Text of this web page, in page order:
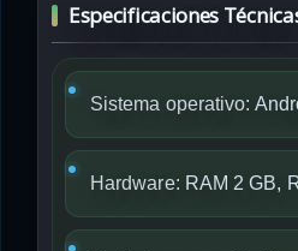
Especificaciones
Sistema operativo:
Hardware: RAM 2 GB,